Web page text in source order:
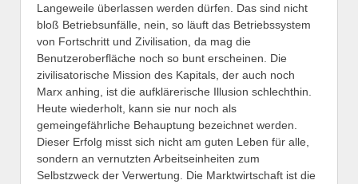
Langeweile überlassen werden dürfen. Das sind nicht
bloß Betriebsunfälle, nein, so läuft das Betriebssystem
von Fortschritt und Zivilisation, da mag die
Benutzeroberfläche noch so bunt erscheinen. Die
zivilisatorische Mission des Kapitals, der auch noch
Marx anhing, ist die aufklärerische Illusion schlechthin.
Heute wiederholt, kann sie nur noch als
gemeingefährliche Behauptung bezeichnet werden.
Dieser Erfolg misst sich nicht am guten Leben für alle,
sondern an vernutzten Arbeitseinheiten zum
Selbstzweck der Verwertung. Die Marktwirtschaft ist die